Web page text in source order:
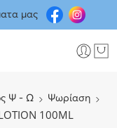
μας
Ψ - Ω Ψωρίαση
100ML